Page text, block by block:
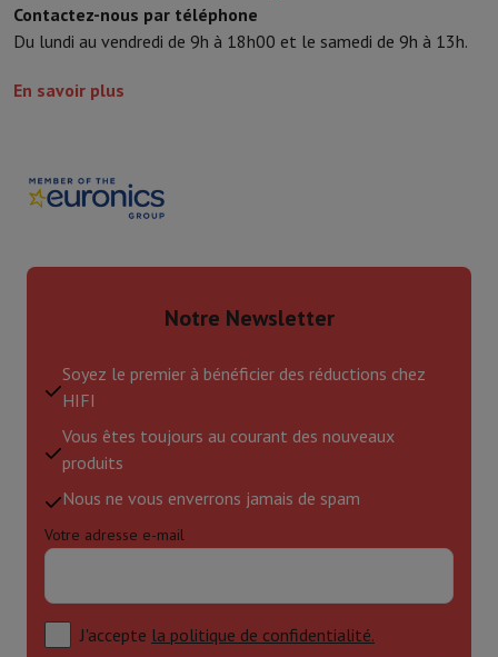
Contactez-nous par téléphone
Du lundi au vendredi de 9h à 18h00 et le samedi de 9h à 13h.
En savoir plus
Notre Newsletter
Soyez le premier à bénéficier des réductions chez
HIFI
Vous êtes toujours au courant des nouveaux
produits
Nous ne vous enverrons jamais de spam
Votre adresse e-mail
J'accepte la politique de confidentialité.